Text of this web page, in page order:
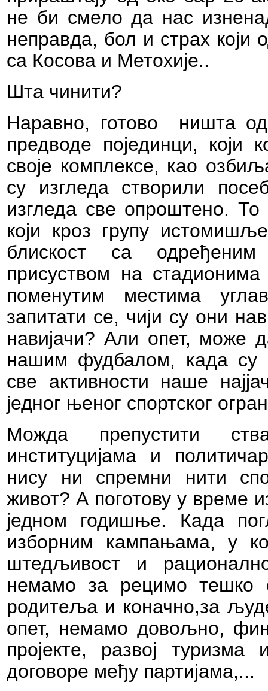
не би смело да нас
неправда, бол и страх
са Косова и Метохије..
Шта чинити?
Наравно, готово
ништа
предводе појединци, који
своје комплексе, као
су изгледа створили
изгледа све опроштено. То
који кроз групу
блискост са
присуством на
поменутим местима
запитати се, чији су они
навијачи? Али опет, може
нашим фудбалом, када су
све активности наше
једног њеног спортског
Можда препустити
институцијама и
нису ни спремни нити
живот? А поготову у време
једном годишње. Када
изборним кампањама, у
штедљивост и
немамо за рецимо тешко
родитеља и коначно,за
опет, немамо довољно,
пројекте, развој
договоре међу партијама,...